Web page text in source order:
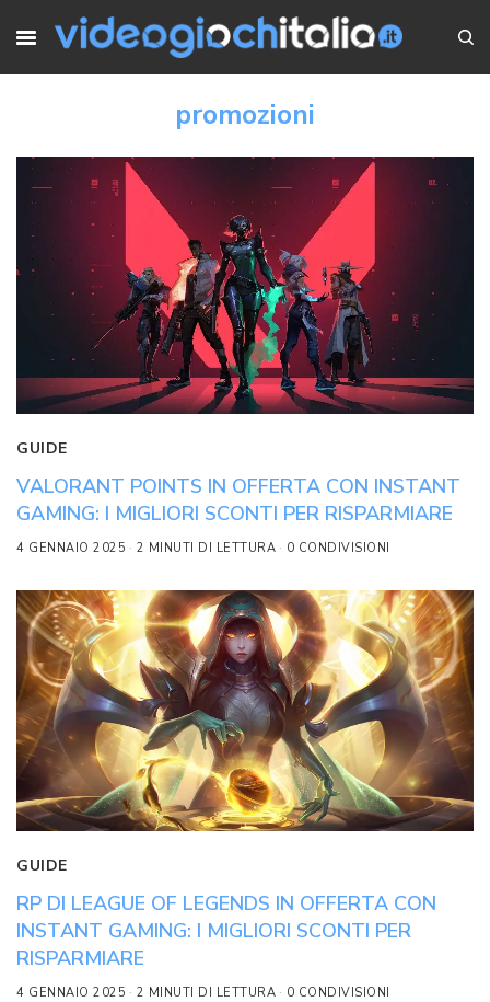
promozioni
GUIDE
VALORANT POINTS IN OFFERTA CON INSTANT
GAMING: I MIGLIORI SCONTI PER RISPARMIARE
4 GENNAIO 2025 2 MINUTI DI LETTURA 0 CONDIVISIONI
GUIDE
RP DI LEAGUE OF LEGENDS IN OFFERTA CON
INSTANT GAMING: I MIGLIORI SCONTI PER
RISPARMIARE
4 GENNAIO 2025 2 MINUTI DI LETTURA 0 CONDIVISIONI